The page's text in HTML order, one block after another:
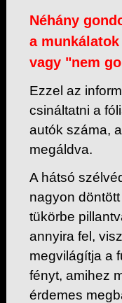
Néhány
a
vagy "nem
Ezzel az
csináltatni a
autók száma,
megáldva.
A hátsó
nagyon
tükörbe
annyira fel,
megvilágítja a
fényt, amihez
érdemes